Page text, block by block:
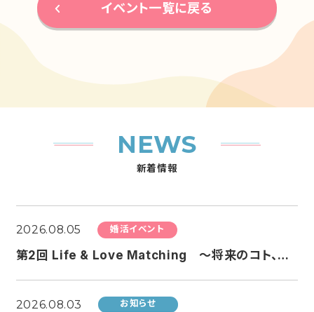
イベント一覧に戻る
NEWS
新着情報
2026.08.05 婚活イベント
第2回 Life & Love Matching ～将来のコト、ちょっと話してみる？婚活～
2026.08.03 お知らせ